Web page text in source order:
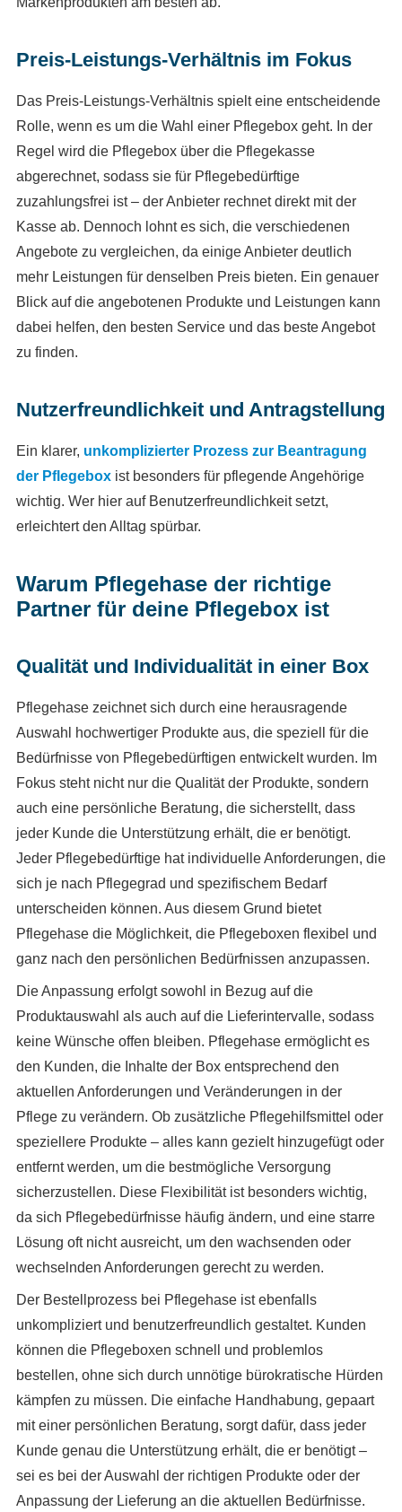
Preis-Leistungs-Verhältnis im Fokus
Das Preis-Leistungs-Verhältnis spielt eine entscheidende
Rolle, wenn es um die Wahl einer Pflegebox geht. In der
Regel wird die Pflegebox über die Pflegekasse
abgerechnet, sodass sie für Pflegebedürftige
zuzahlungsfrei ist – der Anbieter rechnet direkt mit der
Kasse ab. Dennoch lohnt es sich, die verschiedenen
Angebote zu vergleichen, da einige Anbieter deutlich
mehr Leistungen für denselben Preis bieten. Ein genauer
Blick auf die angebotenen Produkte und Leistungen kann
dabei helfen, den besten Service und das beste Angebot
zu finden.
Nutzerfreundlichkeit und Antragstellung
Ein klarer, unkomplizierter Prozess zur Beantragung
der Pflegebox ist besonders für pflegende Angehörige
wichtig. Wer hier auf Benutzerfreundlichkeit setzt,
erleichtert den Alltag spürbar.
Warum Pflegehase der richtige
Partner für deine Pflegebox ist
Qualität und Individualität in einer Box
Pflegehase zeichnet sich durch eine herausragende
Auswahl hochwertiger Produkte aus, die speziell für die
Bedürfnisse von Pflegebedürftigen entwickelt wurden. Im
Fokus steht nicht nur die Qualität der Produkte, sondern
auch eine persönliche Beratung, die sicherstellt, dass
jeder Kunde die Unterstützung erhält, die er benötigt.
Jeder Pflegebedürftige hat individuelle Anforderungen, die
sich je nach Pflegegrad und spezifischem Bedarf
unterscheiden können. Aus diesem Grund bietet
Pflegehase die Möglichkeit, die Pflegeboxen flexibel und
ganz nach den persönlichen Bedürfnissen anzupassen.
Die Anpassung erfolgt sowohl in Bezug auf die
Produktauswahl als auch auf die Lieferintervalle, sodass
keine Wünsche offen bleiben. Pflegehase ermöglicht es
den Kunden, die Inhalte der Box entsprechend den
aktuellen Anforderungen und Veränderungen in der
Pflege zu verändern. Ob zusätzliche Pflegehilfsmittel oder
speziellere Produkte – alles kann gezielt hinzugefügt oder
entfernt werden, um die bestmögliche Versorgung
sicherzustellen. Diese Flexibilität ist besonders wichtig,
da sich Pflegebedürfnisse häufig ändern, und eine starre
Lösung oft nicht ausreicht, um den wachsenden oder
wechselnden Anforderungen gerecht zu werden.
Der Bestellprozess bei Pflegehase ist ebenfalls
unkompliziert und benutzerfreundlich gestaltet. Kunden
können die Pflegeboxen schnell und problemlos
bestellen, ohne sich durch unnötige bürokratische Hürden
kämpfen zu müssen. Die einfache Handhabung, gepaart
mit einer persönlichen Beratung, sorgt dafür, dass jeder
Kunde genau die Unterstützung erhält, die er benötigt –
sei es bei der Auswahl der richtigen Produkte oder der
Anpassung der Lieferung an die aktuellen Bedürfnisse.